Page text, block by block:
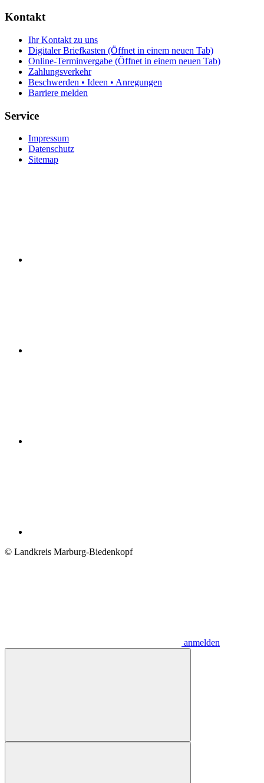
Kontakt
Ihr Kontakt zu uns
Digitaler Briefkasten (Öffnet in einem neuen Tab)
Online-Terminvergabe (Öffnet in einem neuen Tab)
Zahlungsverkehr
Beschwerden • Ideen • Anregungen
Barriere melden
Service
Impressum
Datenschutz
Sitemap
© Landkreis Marburg-Biedenkopf
anmelden